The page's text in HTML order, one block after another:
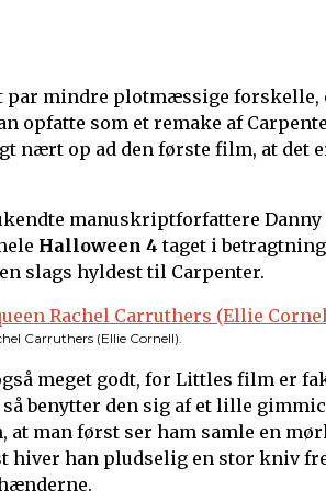
par mindre plotmæssige forskelle,
opfatte som et remake af
nært op ad den første film, at
manuskriptforfattere
Halloween 4 taget i
slags hyldest til Carpenter.
Carruthers (Ellie Cornell).
meget godt, for Littles film er
benytter den sig af et lille
at man først ser ham samle en
hiver han pludselig en stor kniv